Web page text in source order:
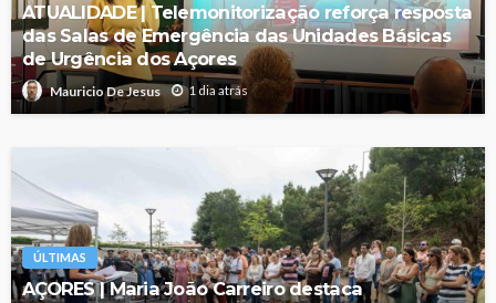
ATUALIDADE | Telemonitorização reforça resposta
das Salas de Emergência das Unidades Básicas
de Urgência dos Açores
Mauricio De Jesus 1 dia atrás
ÚLTIMAS
AÇORES | Maria João Carreiro destaca